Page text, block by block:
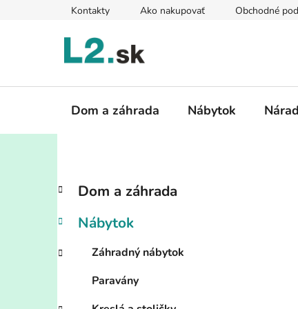
Kontakty Ako nakupovať Obchodné
Dom a záhrada Nábytok
B
č
ý
Preskočiť
kategórie
K
a
e
ó
e
Dom a záhrada
Nábytok
Záhradný nábytok
Paravány